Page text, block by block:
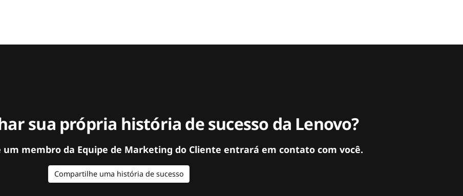
sua própria história de sucesso da Lenovo?
membro da Equipe de Marketing do Cliente entrará em contato com você.
Compartilhe uma história de sucesso